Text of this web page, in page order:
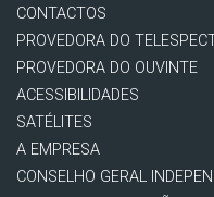
CONTACTOS
PROVEDORA DO
PROVEDORA DO OUVINTE
ACESSIBILIDADES
SATÉLITES
A EMPRESA
CONSELHO GERAL